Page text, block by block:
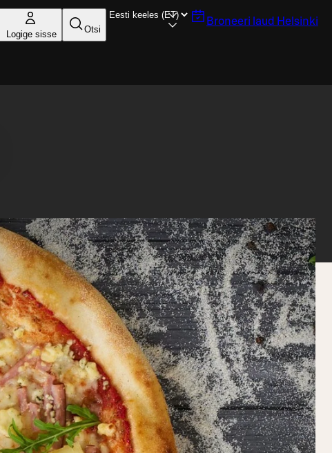
Logige sisse Otsi
Broneeri laud Helsinki